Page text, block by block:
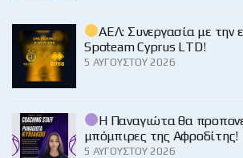
ΑΕΛ: Συνεργασία με την
Spoteam Cyprus LTD!
5 ΑΥΓΟΎΣΤΟΥ 2026
Η Παναγιώτα θα
μπόμπιρες της Αφροδίτης!
5 ΑΥΓΟΎΣΤΟΥ 2026